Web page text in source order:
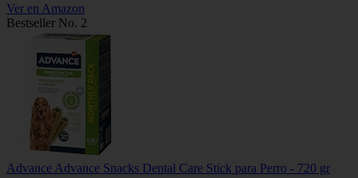
Ver en Amazon
Bestseller No. 2
Advance Advance Snacks Dental Care Stick para Perro - 720 gr